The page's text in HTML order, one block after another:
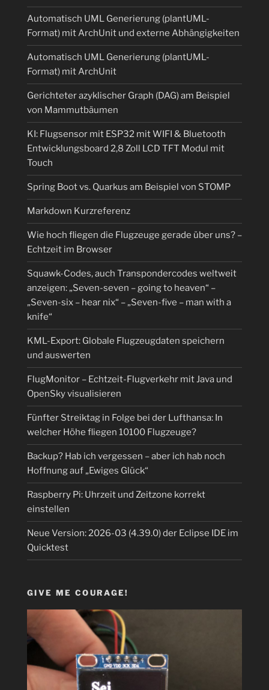
Automatisch UML Generierung (plantUML-
Format) mit ArchUnit und externe Abhängigkeiten
Automatisch UML Generierung (plantUML-
Format) mit ArchUnit
Gerichteter azyklischer Graph (DAG) am Beispiel
von Mammutbäumen
KI: Flugsensor mit ESP32 mit WIFI & Bluetooth
Entwicklungsboard 2,8 Zoll LCD TFT Modul mit
Touch
Spring Boot vs. Quarkus am Beispiel von STOMP
Markdown Kurzreferenz
Wie hoch fliegen die Flugzeuge gerade über uns? –
Echtzeit im Browser
Squawk-Codes, auch Transpondercodes weltweit
anzeigen: „Seven-seven – going to heaven“ –
„Seven-six – hear nix“ – „Seven-five – man with a
knife“
KML-Export: Globale Flugzeugdaten speichern
und auswerten
FlugMonitor – Echtzeit-Flugverkehr mit Java und
OpenSky visualisieren
Fünfter Streiktag in Folge bei der Lufthansa: In
welcher Höhe fliegen 10100 Flugzeuge?
Backup? Hab ich vergessen – aber ich hab noch
Hoffnung auf „Ewiges Glück“
Raspberry Pi: Uhrzeit und Zeitzone korrekt
einstellen
Neue Version: 2026-03 (4.39.0) der Eclipse IDE im
Quicktest
GIVE ME COURAGE!